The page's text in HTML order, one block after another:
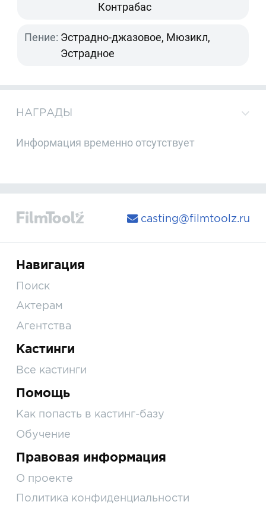
Контрабас
Пение: Эстрадно-джазовое, Мюзикл,
Эстрадное
НАГРАДЫ
Информация временно отсутствует
casting@filmtoolz.ru
Навигация
Поиск
Актерам
Агентства
Кастинги
Все кастинги
Помощь
Как попасть в кастинг-базу
Обучение
Правовая информация
О проекте
Политика конфиденциальности